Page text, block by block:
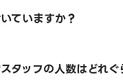
ていますか？
タッフの人数はどれぐ